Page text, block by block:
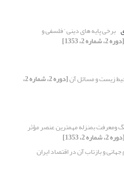
برخی پایه های دینی ‘ فلسفی و
[دوره 2، شماره 2، 1353]
زیست و مسائل آن [دوره 2، شماره 2،
ومعرفت بمنزله مهمترین عنصر مؤثر
[دوره 2، شماره 2، 1353]
و بازتاب آن در اقتصاد ایران